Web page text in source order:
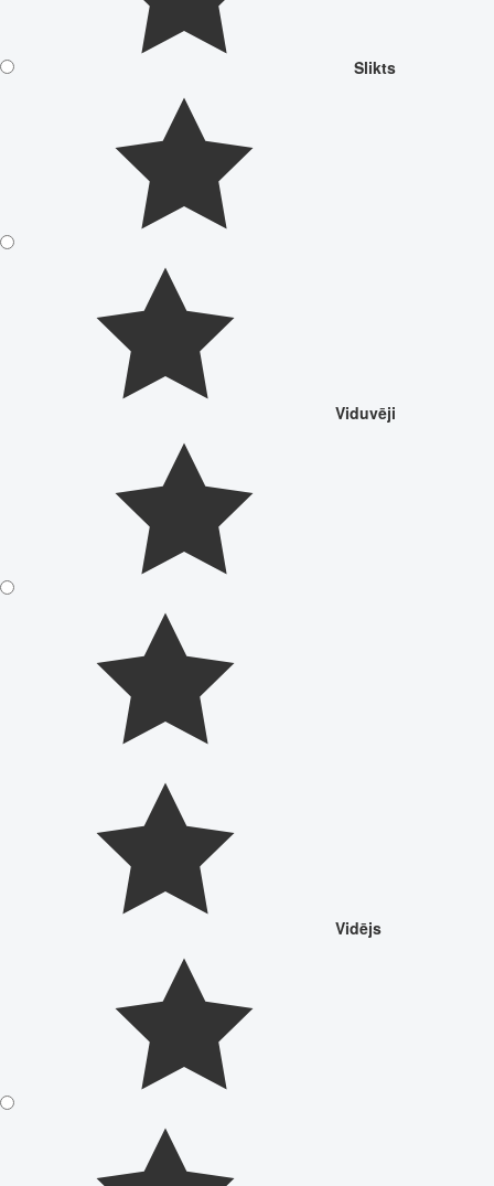
Slikts
Viduvēji
Vidējs